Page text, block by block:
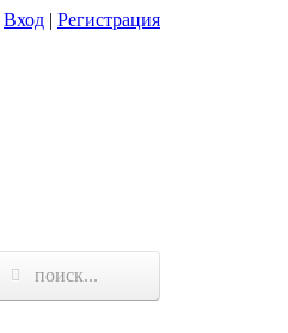
Вход | Регистрация